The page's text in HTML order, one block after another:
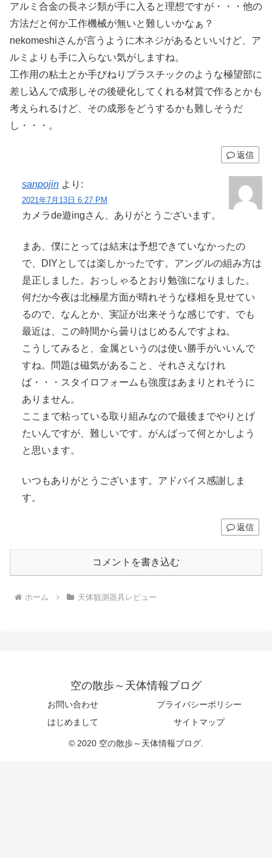
アルミ合金の長ネジ類が手に入ると理想ですが・・・他の
方法だと何か工作機械が無いと難しいかなぁ？
nekomeshiさんが言うように木ネジがあるといいけど、ア
ルミよりも手に入らない気がしますね。
工作用の粘土とか手びねりプラスチックのような極望部に
差し込んで成形しその後硬化してくれる材質で作るとかも
考えられるけど、その成形をどうするかも難しそうだ
し・・・。
返信
sanpojin より:
2021年7月13日 6:27 PM
カメラde遊ingさん、ありがとうございます。
まあ、僕にとっては結末は予想できていなかったの
で、DIYとしては楽しかったです。アングルの組み方は
是正しました。おっしゃるとおり勉強になりました。
何だか今夜は北極星方面が晴れそうな様相を見せてい
るので、なんとか、実証が出来そうな感じです。でも
最近は、この時間から曇りはじめるんですよね。
こうしてみると、金属というのは使い勝手がいいんで
すね。問題は磁気があること、それさえなけれ
ば・・・スタイロフォームも強度はあまりとれそうに
ありません。
ここまで粘っている取り組みなので最後までやりとげ
たいんですが、難しいです。がんばって何とかしよう
と思います。
いつもありがとうございます。アドバイス感謝しま
す。
返信
コメントを書き込む
ホーム 天体観測器具レビュー
空の散歩～天体情報ブログ
お問い合わせ
プライバシーポリシー
はじめまして
サイトマップ
© 2020 空の散歩～天体情報ブログ.